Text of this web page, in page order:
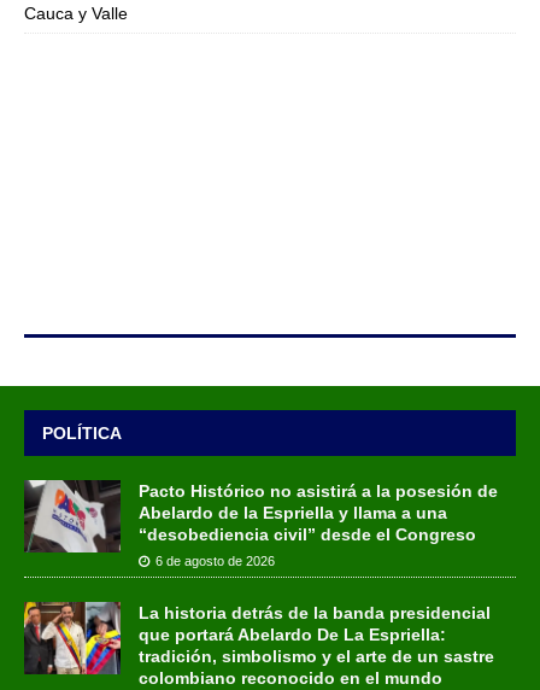
Cauca y Valle
POLÍTICA
Pacto Histórico no asistirá a la posesión de
Abelardo de la Espriella y llama a una
“desobediencia civil” desde el Congreso
6 de agosto de 2026
La historia detrás de la banda presidencial
que portará Abelardo De La Espriella:
tradición, simbolismo y el arte de un sastre
colombiano reconocido en el mundo